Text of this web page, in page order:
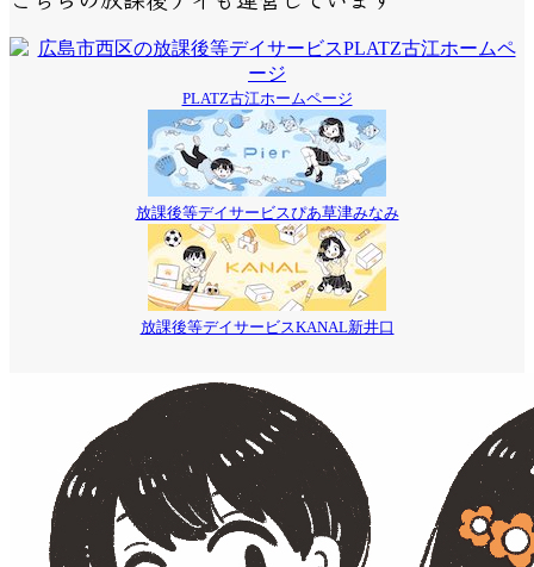
PLATZ古江ホームページ
放課後等デイサービスぴあ草津みなみ
放課後等デイサービスKANAL新井口